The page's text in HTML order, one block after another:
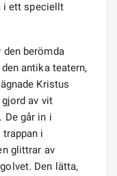
i ett speciellt
den berömda
antika teatern,
Kristus
gjord av vit
De går in i
i
glittrar av
Den lätta,